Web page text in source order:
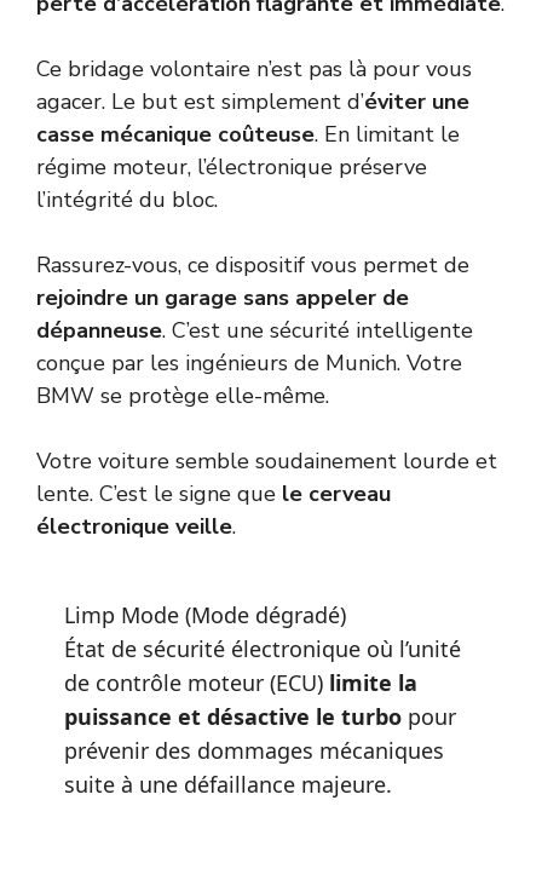
Ce bridage volontaire n’est pas là pour vous
agacer. Le but est simplement d’éviter une
casse mécanique coûteuse. En limitant le
régime moteur, l’électronique préserve
l’intégrité du bloc.
Rassurez-vous, ce dispositif vous permet de
rejoindre un garage sans appeler de
dépanneuse. C’est une sécurité intelligente
conçue par les ingénieurs de Munich. Votre
BMW se protège elle-même.
Votre voiture semble soudainement lourde et
lente. C’est le signe que le cerveau
électronique veille.
Limp Mode (Mode dégradé)
État de sécurité électronique où l’unité
de contrôle moteur (ECU) limite la
puissance et désactive le turbopour
prévenir des dommages mécaniques
suite à une défaillance majeure.